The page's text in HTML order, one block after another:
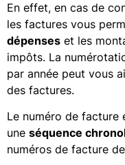
En effet, en cas de
les factures vous
dépenses et les
impôts. La
par année peut vous
des factures.
Le numéro de facture
une séquence
numéros de facture de